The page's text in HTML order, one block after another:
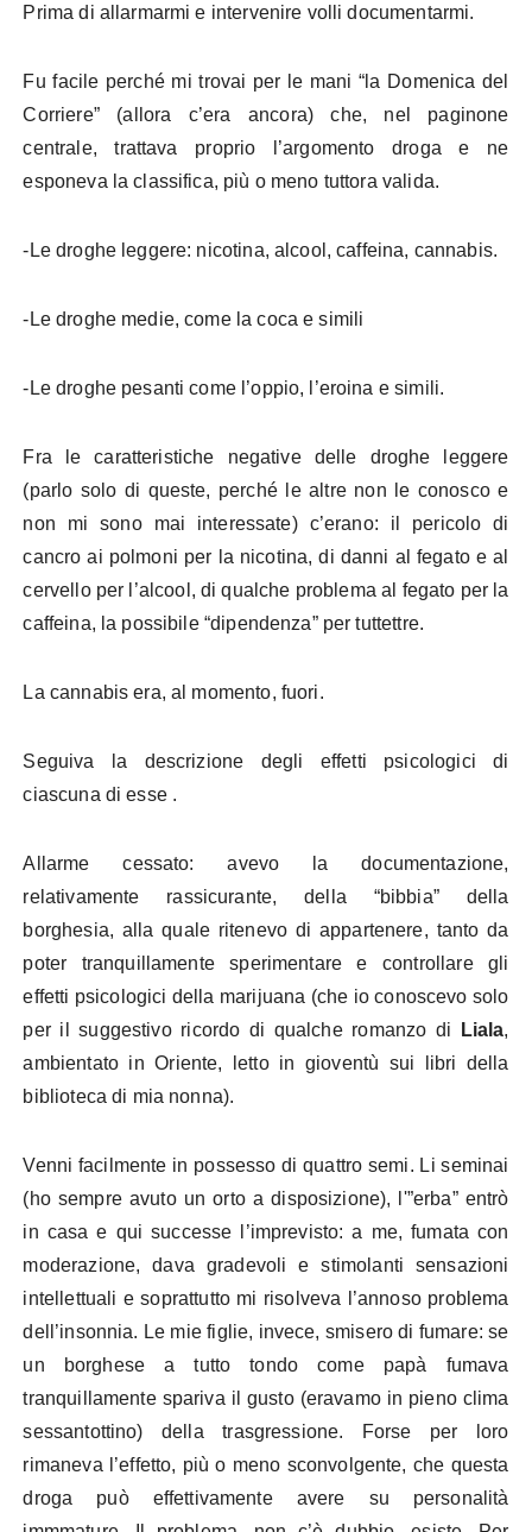
Prima di allarmarmi e intervenire volli documentarmi.
Fu facile perché mi trovai per le mani “la Domenica del
Corriere” (allora c’era ancora) che, nel paginone
centrale, trattava proprio l’argomento droga e ne
esponeva la classifica, più o meno tuttora valida.
-Le droghe leggere: nicotina, alcool, caffeina, cannabis.
-Le droghe medie, come la coca e simili
-Le droghe pesanti come l’oppio, l’eroina e simili.
Fra le caratteristiche negative delle droghe leggere
(parlo solo di queste, perché le altre non le conosco e
non mi sono mai interessate) c’erano: il pericolo di
cancro ai polmoni per la nicotina, di danni al fegato e al
cervello per l’alcool, di qualche problema al fegato per la
caffeina, la possibile “dipendenza” per tuttettre.
La cannabis era, al momento, fuori.
Seguiva la descrizione degli effetti psicologici di
ciascuna di esse .
Allarme cessato: avevo la documentazione,
relativamente rassicurante, della “bibbia” della
borghesia, alla quale ritenevo di appartenere, tanto da
poter tranquillamente sperimentare e controllare gli
effetti psicologici della marijuana (che io conoscevo solo
per il suggestivo ricordo di qualche romanzo di
Liala,
ambientato in Oriente, letto in gioventù sui libri della
biblioteca di mia nonna).
Venni facilmente in possesso di quattro semi. Li seminai
(ho sempre avuto un orto a disposizione), l'”erba” entrò
in casa e qui successe l’imprevisto: a me, fumata con
moderazione, dava gradevoli e stimolanti sensazioni
intellettuali e soprattutto mi risolveva l’annoso problema
dell’insonnia. Le mie figlie, invece, smisero di fumare: se
un borghese a tutto tondo come papà fumava
tranquillamente spariva il gusto (eravamo in pieno clima
sessantottino) della trasgressione. Forse per loro
rimaneva l’effetto, più o meno sconvolgente, che questa
droga può effettivamente avere su personalità